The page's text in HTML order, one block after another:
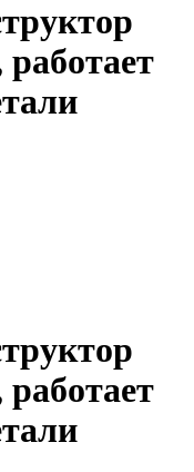
работает
работает